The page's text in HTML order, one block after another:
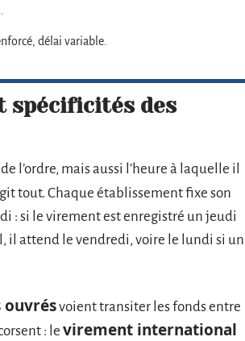
délai variable.
spécificités des
l’ordre, mais aussi l’heure à laquelle il
tout. Chaque établissement fixe son
: si le virement est enregistré un jeudi
il attend le vendredi, voire le lundi si un
ouvrésvoient transiter les fonds entre
: le virement international